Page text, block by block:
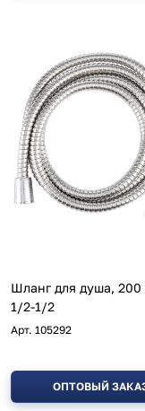
Шланг для душа, 200
1/2-1/2
Арт. 105292
ОПТОВЫЙ